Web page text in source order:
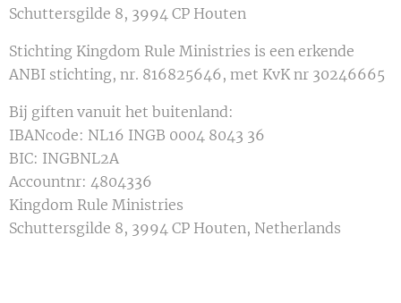
Schuttersgilde 8, 3994 CP Houten
Stichting Kingdom Rule Ministries is een erkende
ANBI stichting, nr. 816825646, met KvK nr 30246665
Bij giften vanuit het buitenland:
IBANcode: NL16 INGB 0004 8043 36
BIC: INGBNL2A
Accountnr: 4804336
Kingdom Rule Ministries
Schuttersgilde 8, 3994 CP Houten, Netherlands